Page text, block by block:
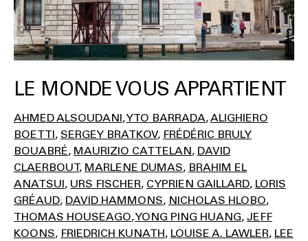
LE MONDE VOUS APPARTIENT
AHMED ALSOUDANI YTO BARRADA ALIGHIERO
BOETTI SERGEY BRATKOV FRÉDÉRIC BRULY
BOUABRÉ MAURIZIO CATTELAN DAVID
CLAERBOUT MARLENE DUMAS BRAHIM EL
ANATSUI URS FISCHER CYPRIEN GAILLARD LORIS
GRÉAUD DAVID HAMMONS NICHOLAS HLOBO
THOMAS HOUSEAGO YONG PING HUANG JEFF
KOONS FRIEDRICH KUNATH LOUISE A. LAWLER LEE